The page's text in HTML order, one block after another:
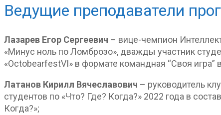
Ведущие преподаватели
Лазарев Егор Сергеевич – вице-чемпион
«Минус ноль по Ломброзо», дважды участник
«OctobearfestVI» в формате командная “Своя
Латанов Кирилл Вячеславович – руководитель
студентов по «Что? Где? Когда?» 2022 года в
Когда?»;